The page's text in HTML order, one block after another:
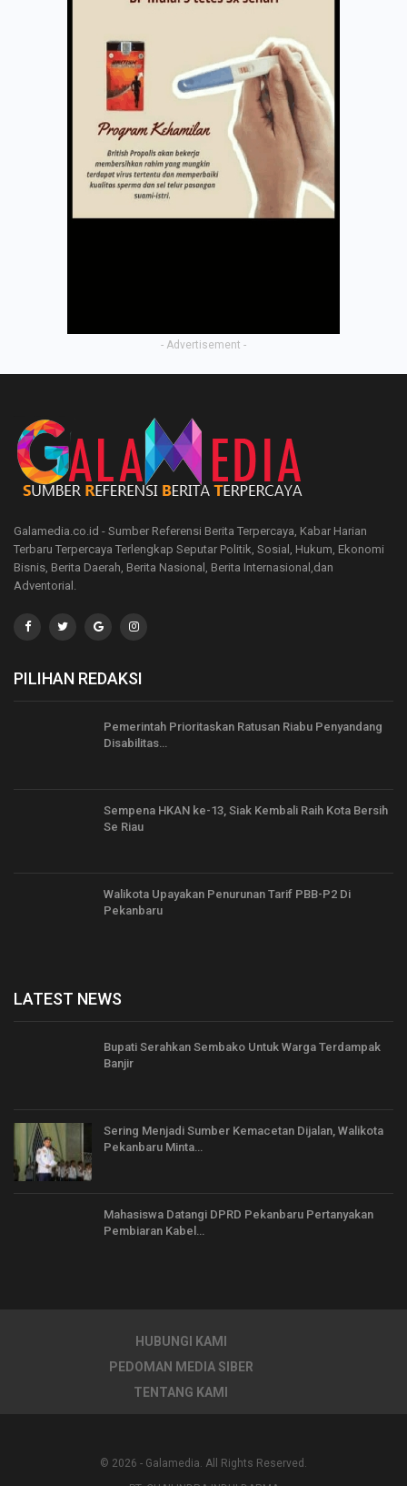
- Advertisement -
Galamedia.co.id - Sumber Referensi Berita Terpercaya, Kabar Harian
Terbaru Terpercaya Terlengkap Seputar Politik, Sosial, Hukum, Ekonomi
Bisnis, Berita Daerah, Berita Nasional, Berita Internasional,dan
Adventorial.
PILIHAN REDAKSI
Pemerintah Prioritaskan Ratusan Riabu Penyandang
Disabilitas…
Sempena HKAN ke-13, Siak Kembali Raih Kota Bersih
Se Riau
Walikota Upayakan Penurunan Tarif PBB-P2 Di
Pekanbaru
LATEST NEWS
Bupati Serahkan Sembako Untuk Warga Terdampak
Banjir
Sering Menjadi Sumber Kemacetan Dijalan, Walikota
Pekanbaru Minta…
Mahasiswa Datangi DPRD Pekanbaru Pertanyakan
Pembiaran Kabel…
HUBUNGI KAMI
PEDOMAN MEDIA SIBER
TENTANG KAMI
© 2026 - Galamedia. All Rights Reserved.